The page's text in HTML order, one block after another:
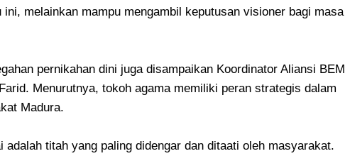
melainkan mampu mengambil keputusan visioner bagi masa
pernikahan dini juga disampaikan Koordinator Aliansi BEM
Menurutnya, tokoh agama memiliki peran strategis dalam
Madura.
titah yang paling didengar dan ditaati oleh masyarakat.